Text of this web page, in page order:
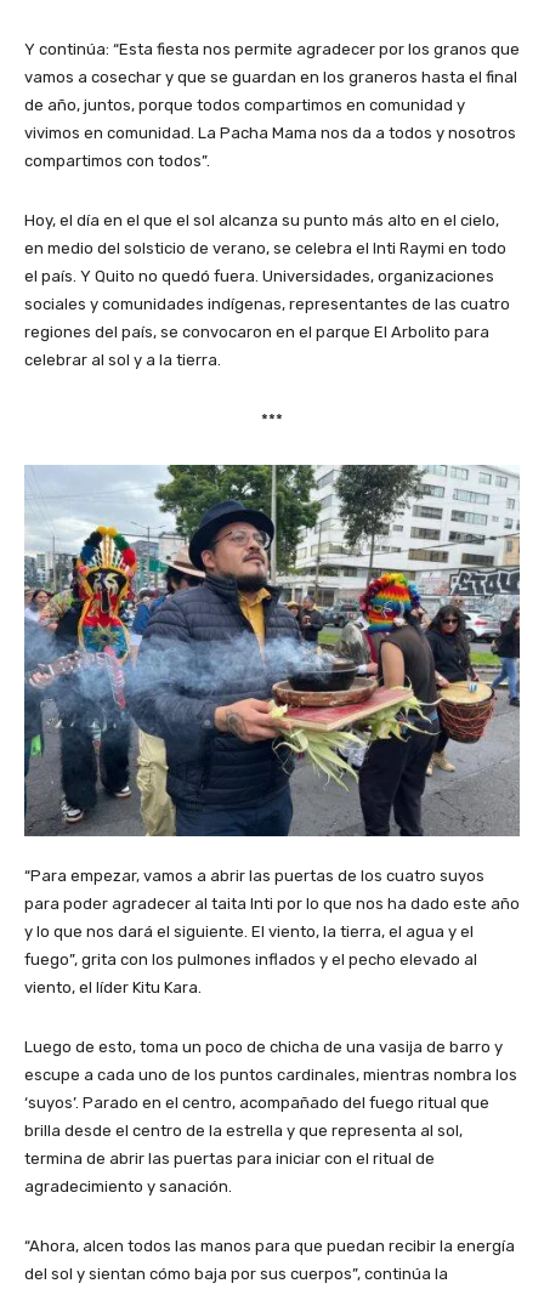
Y continúa: “Esta fiesta nos permite agradecer por los granos que
vamos a cosechar y que se guardan en los graneros hasta el final
de año, juntos, porque todos compartimos en comunidad y
vivimos en comunidad. La Pacha Mama nos da a todos y nosotros
compartimos con todos”.
Hoy, el día en el que el sol alcanza su punto más alto en el cielo,
en medio del solsticio de verano, se celebra el Inti Raymi en todo
el país. Y Quito no quedó fuera. Universidades, organizaciones
sociales y comunidades indígenas, representantes de las cuatro
regiones del país, se convocaron en el parque El Arbolito para
celebrar al sol y a la tierra.
***
“Para empezar, vamos a abrir las puertas de los cuatro suyos
para poder agradecer al taita Inti por lo que nos ha dado este año
y lo que nos dará el siguiente. El viento, la tierra, el agua y el
fuego”, grita con los pulmones inflados y el pecho elevado al
viento, el líder Kitu Kara.
Luego de esto, toma un poco de chicha de una vasija de barro y
escupe a cada uno de los puntos cardinales, mientras nombra los
‘suyos’. Parado en el centro, acompañado del fuego ritual que
brilla desde el centro de la estrella y que representa al sol,
termina de abrir las puertas para iniciar con el ritual de
agradecimiento y sanación.
“Ahora, alcen todos las manos para que puedan recibir la energía
del sol y sientan cómo baja por sus cuerpos”, continúa la